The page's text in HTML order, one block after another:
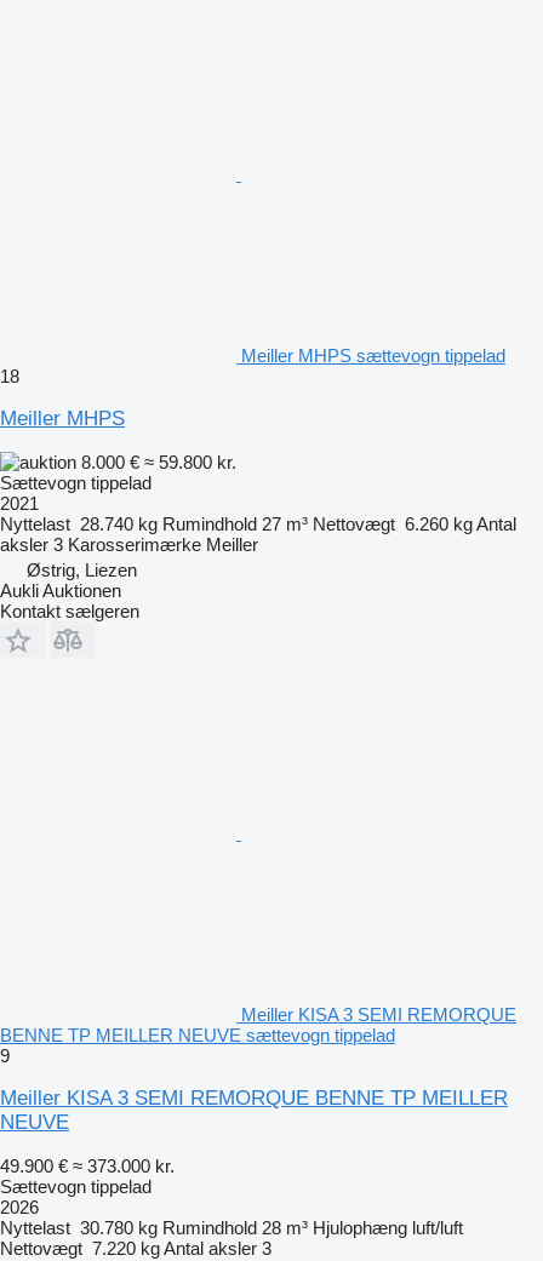
Meiller MHPS sættevogn tippelad
18
Meiller MHPS
8.000 € ≈ 59.800 kr.
Sættevogn tippelad
2021
Nyttelast 28.740 kg Rumindhold 27 m³ Nettovægt 6.260 kgAntal
aksler 3 Karosserimærke Meiller
Østrig, Liezen
Aukli Auktionen
Kontakt sælgeren
Meiller KISA 3 SEMI REMORQUE
BENNE TP MEILLER NEUVE sættevogn tippelad
9
Meiller KISA 3 SEMI REMORQUE BENNE TP MEILLER
NEUVE
49.900 € ≈ 373.000 kr.
Sættevogn tippelad
2026
Nyttelast 30.780 kg Rumindhold 28 m³ Hjulophæng luft/luft
Nettovægt 7.220 kgAntal aksler 3